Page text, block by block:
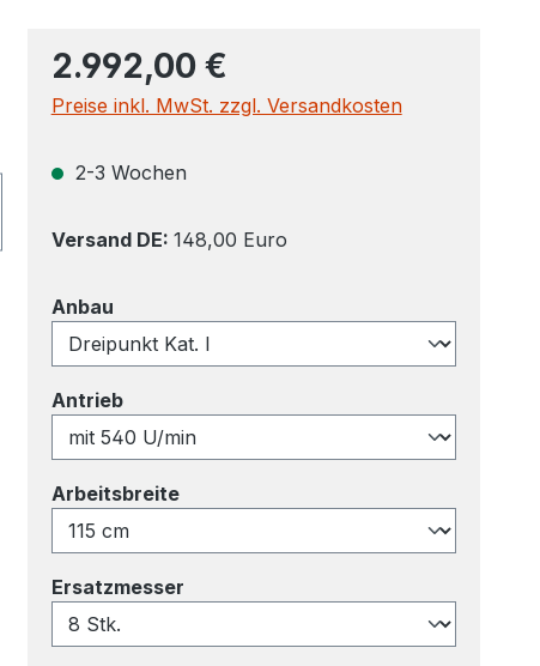
2.992,00 €
Preise inkl. MwSt. zzgl. Versandkosten
2-3 Wochen
Versand DE: 148,00 Euro
Anbauauswählen
Antriebauswählen
Arbeitsbreiteauswählen
Ersatzmesserauswählen